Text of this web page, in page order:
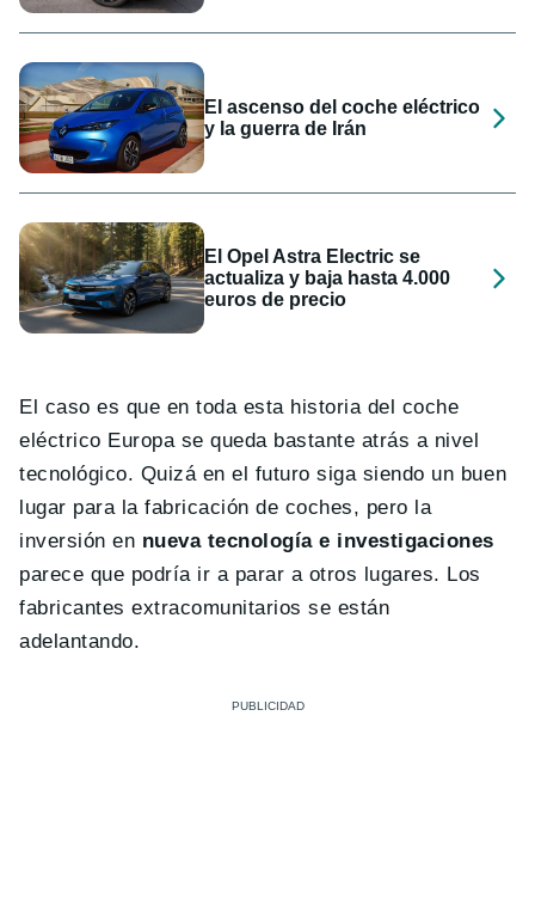
El ascenso del coche eléctrico
y la guerra de Irán
El Opel Astra Electric se
actualiza y baja hasta 4.000
euros de precio
El caso es que en toda esta historia del coche
eléctrico Europa se queda bastante atrás a nivel
tecnológico. Quizá en el futuro siga siendo un buen
lugar para la fabricación de coches, pero la
inversión en nueva tecnología e investigaciones
parece que podría ir a parar a otros lugares. Los
fabricantes extracomunitarios se están
adelantando.